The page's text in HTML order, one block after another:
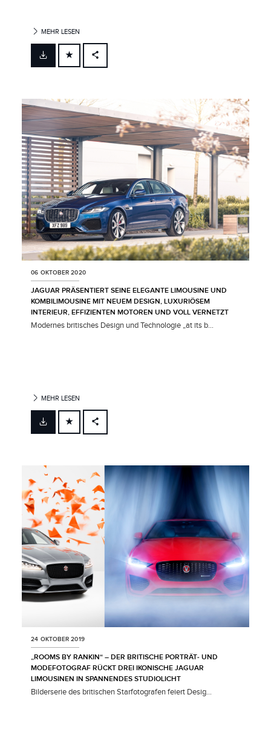
MEHR LESEN
FACEBOOK
LINKEDIN
SHARE
06 OKTOBER 2020
JAGUAR PRÄSENTIERT SEINE ELEGANTE LIMOUSINE UND
KOMBILIMOUSINE MIT NEUEM DESIGN, LUXURIÖSEM
INTERIEUR, EFFIZIENTEN MOTOREN UND VOLL VERNETZT
Modernes britisches Design und Technologie „at its b...
MEHR LESEN
FACEBOOK
LINKEDIN
SHARE
24 OKTOBER 2019
„ROOMS BY RANKIN“ – DER BRITISCHE PORTRÄT‑ UND
MODEFOTOGRAF RÜCKT DREI IKONISCHE JAGUAR
LIMOUSINEN IN SPANNENDES STUDIOLICHT
Bilderserie des britischen Starfotografen feiert Desig...